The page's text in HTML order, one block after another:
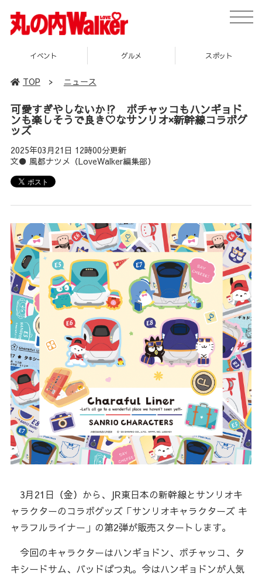
toggle
イベント グルメ スポット
TOP > ニュース
可愛すぎやしないか⁉ ポチャッコもハンギョド
ンも楽しそうで良き♡なサンリオ×新幹線コラボグ
ッズ
2025年03月21日 12時00分更新
文● 風都ナツメ（LoveWalker編集部）
3月21日（金）から、JR東日本の新幹線とサンリオキ
ャラクターのコラボグッズ「サンリオキャラクターズ キ
ャラフルライナー」の第2弾が販売スタートします。
今回のキャラクターはハンギョドン、ポチャッコ、タ
キシードサム、バッドばつ丸。今はハンギョドンが人気